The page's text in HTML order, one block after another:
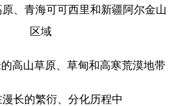
、青海可可西里和新疆阿尔金山
区域
高山草原、草甸和高寒荒漠地带
长的繁衍、分化历程中